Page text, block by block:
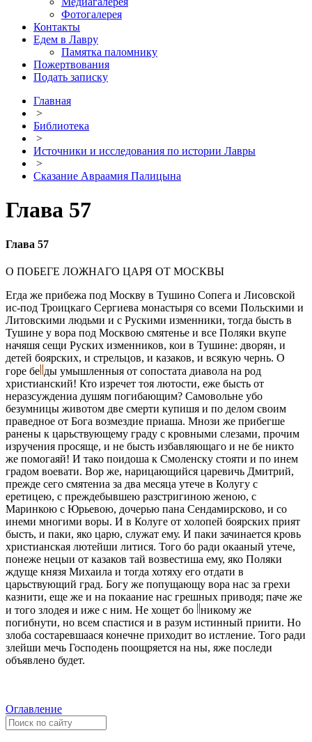
Фотогалерея
Контакты
Едем в Лавру
Памятка паломнику
Пожертвования
Подать записку
Главная
>
Библиотека
>
Источники и исследования по истории Лавры
>
Сказание Авраамия Палицына
Глава 57
Глава 57
О ПОБEГЕ ЛОЖНАГО ЦАРЯ ОТ МОСКВЫ
Егда же прибeжа под Москву в Тушино Сопeга и Лисовской
ис-под Троицкаго Сергиева монастыря со всeми Польскими и
Литовскими людьми и с Рускими измeнники, тогда бысть в
Тушинe у вора под Москвою смятенье и всe Поляки вкупe
начяшя сeщи Руских измeнников, кои в Тушинe: дворян, и
дeтей боярских, и стрeльцов, и казаков, и всякую чернь. О
горе бe ды умышленныя от сопостата диавола на род
христианский! Кто изречет тоя лютости, еже бысть от
неразсуждениа душям погибающим? Самовольнe убо
безумницы животом двe смерти купишя и по дeлом своим
праведное от Бога возмездие приаша. Мнози же прибeгше
ранены к царьствующему граду с кровными слезами, прочим
изручения просяще, и не бысть избавляющаго и не бe никто
же помогаяй! И тако поидоша к Смоленску стояти и по инeм
градом воевати. Вор же, нарицающийся царевичь Дмитрий,
прежде сего смятениа за два мeсяца утече в Колугу с
еретицею, с преждебывшею разстригиною женою, с
Маринкою с Юрьевою, дочерью пана Сендамирсково, и со
инeми многими воры. И в Колугe от холопей боярских прият
бысть, и паки, яко царю, служат ему. И паки зачинается кровь
христианская лютeйши литися. Того бо ради окааный утече,
понеже нeцыи от казаков тай возвeстиша ему, яко Поляки
ждуще князя Михаила и тогда хотяху его отдати в
царьствующий град. Богу же попущающу вора нас за грeхи
казнити, еще же и на покаание нас грeшных приводя; паче же
и того злодeя и иже с ним. Не хощет бо никому же
погибнути, но всeм спастися и в разум истинный приити. Но
злоба состарeвшаася конечнe приходит во истлeние. Того ради
злeйши мечь Господень поощряется на ны, яже послeди
объявлено будет.
Оглавление